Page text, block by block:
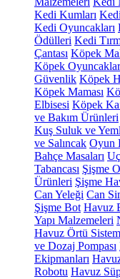
Kedi Kumları
Kedi Oyuncakları
Ödülleri Kedi
Çantası Köpek
Köpek
Güvenlik Köpek
Köpek Maması
Elbisesi Köpek
ve Bakım Ürünleri
Kuş Suluk ve
ve Salıncak Oyun
Bahçe Masaları
Tabancası Şişme
Ürünleri Şişme
Can Yeleği Can
Şişme Bot Havuz
Yapı Malzemeleri
Havuz Örtü
ve Dozaj Pompası
Ekipmanları
Robotu Havuz